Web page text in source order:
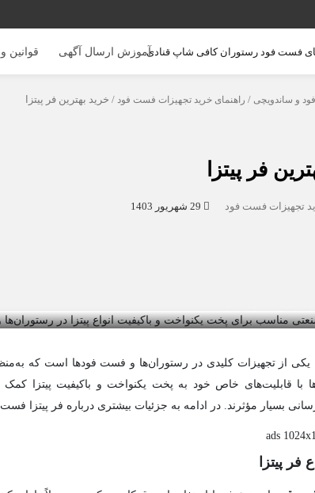
آموزش ارسال آگهی قوانین
و ساندویچی / راهنمای خرید تجهیزات فست فود / خرید بهترین فر پیتزا
فر پیتزا
تجهیزات فست فود
یکی از تجهیزات کلیدی در رستوران‌ها و فست فودها است که
با قابلیت‌های خاص خود به پخت یکنواخت و باکیفیت پیتزا
بسیار مؤثرند. در ادامه به جزئیات بیشتری درباره فر پیتزا
فر پیتزا